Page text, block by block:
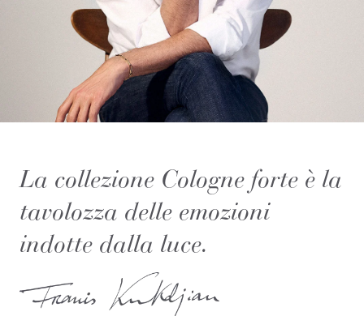
La collezione Cologne forte è la
tavolozza delle emozioni
indotte dalla luce.